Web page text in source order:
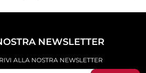
NEWSLETTER
ALLA NOSTRA NEWSLETTER